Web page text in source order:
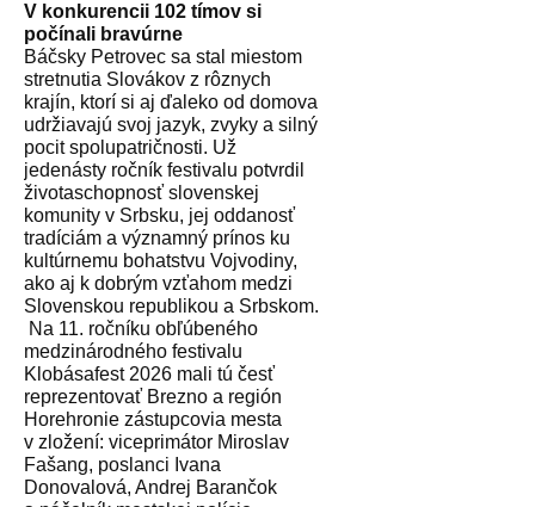
V konkurencii 102 tímov si
počínali bravúrne
Báčsky Petrovec sa stal miestom
stretnutia Slovákov z rôznych
krajín, ktorí si aj ďaleko od domova
udržiavajú svoj jazyk, zvyky a silný
pocit spolupatričnosti. Už
jedenásty ročník festivalu potvrdil
životaschopnosť slovenskej
komunity v Srbsku, jej oddanosť
tradíciám a významný prínos ku
kultúrnemu bohatstvu Vojvodiny,
ako aj k dobrým vzťahom medzi
Slovenskou republikou a Srbskom.
Na 11. ročníku obľúbeného
medzinárodného festivalu
Klobásafest 2026 mali tú česť
reprezentovať Brezno a región
Horehronie zástupcovia mesta
v zložení: viceprimátor Miroslav
Fašang, poslanci Ivana
Donovalová, Andrej Barančok